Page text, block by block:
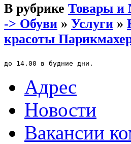
В рубрике Товары и
-> Обуви » Услуги »
красоты
до 14.00 в будние дни.
Адрес
Новости
Вакансии